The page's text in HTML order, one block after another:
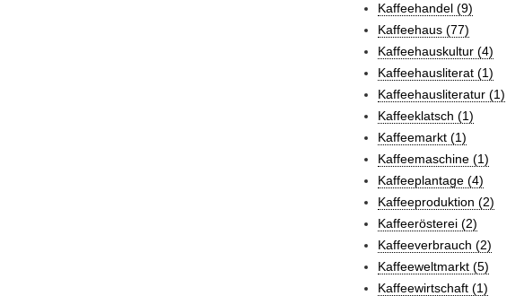
Kaffeehandel (9)
Kaffeehaus (77)
Kaffeehauskultur (4)
Kaffeehausliterat (1)
Kaffeehausliteratur (1)
Kaffeeklatsch (1)
Kaffeemarkt (1)
Kaffeemaschine (1)
Kaffeeplantage (4)
Kaffeeproduktion (2)
Kaffeerösterei (2)
Kaffeeverbrauch (2)
Kaffeeweltmarkt (5)
Kaffeewirtschaft (1)